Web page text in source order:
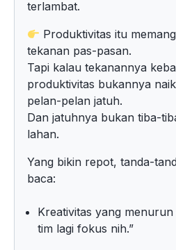
terlambat.
Produktivitas itu
tekanan pas-pasan.
Tapi kalau tekanannya
produktivitas bukannya
pelan-pelan jatuh.
Dan jatuhnya bukan tiba-
lahan.
Yang bikin repot, tanda-
baca:
Kreativitas yang menurun
tim lagi fokus nih.”